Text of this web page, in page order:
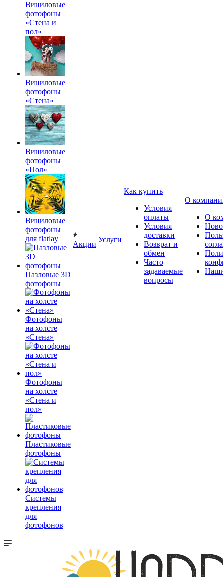
Виниловые
фотофоны
«Стена и
пол»
Виниловые
фотофоны
«Стена»
Виниловые
фотофоны
«Пол»
Виниловые
фотофоны
для flatlay
Пазловые 3D
фотофоны
Фотофоны
на холсте
«Стена»
Фотофоны
на холсте
«Стена и
пол»
Пластиковые
фотофоны
Системы
крепления
для
фотофонов
Акции
Услуги
Как купить
Условия
оплаты
Условия
доставки
Возврат и
обмен
Часто
задаваемые
вопросы
О
О